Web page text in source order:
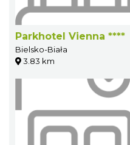
Parkhotel Vienna ****
Bielsko-Biała
3.83 km